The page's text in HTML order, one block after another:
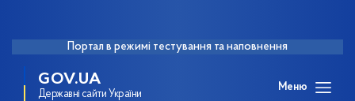
Портал в режимі тестування та наповнення
GOV.UA
Державні сайти України
Меню